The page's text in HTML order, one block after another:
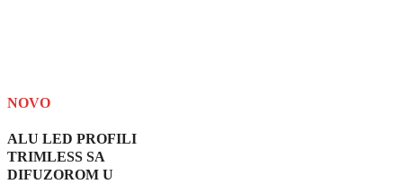
NOVO
ALU LED PROFILI
TRIMLESS SA
DIFUZOROM U